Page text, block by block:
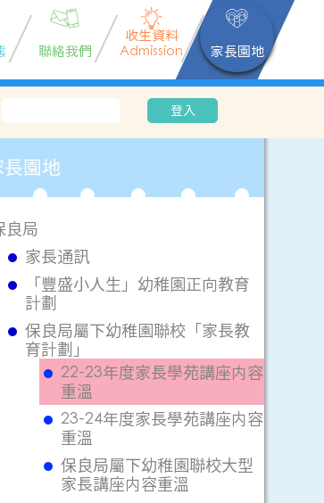
聯絡我們
收生資料
Admission
家長園地
登入
長園地
良局
家長通訊
「豐盛小人生」幼稚園正向教育
計劃
保良局屬下幼稚園聯校「家長教
育計劃」
22-23年度家長學苑講座内容
重溫
23-24年度家長學苑講座内容
重溫
保良局屬下幼稚園聯校大型
家長講座内容重溫